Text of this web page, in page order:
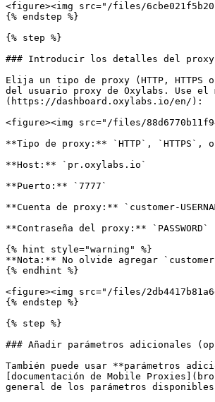
<figure><img src="/files/
{% endstep %}
{% step %}
### Introducir los detalles del proxy
Elija un tipo de proxy (HTTP,
del usuario proxy de Oxylabs. Use el
(https://dashboard.oxylabs.io/en/):
<figure><img src="/files/
**Tipo de proxy:** `HTTP`, `HTTPS`, o
**Host:** `pr.oxylabs.io`
**Puerto:** `7777`
**Cuenta de proxy:** `customer-
**Contraseña del proxy:** `PASSWORD`
{% hint style="warning" %}
**Nota:** No olvide agregar
{% endhint %}
<figure><img src="/files/
{% endstep %}
{% step %}
### Añadir parámetros adicionales
También puede usar **parámetros
[documentación de Mobile
general de los parámetros